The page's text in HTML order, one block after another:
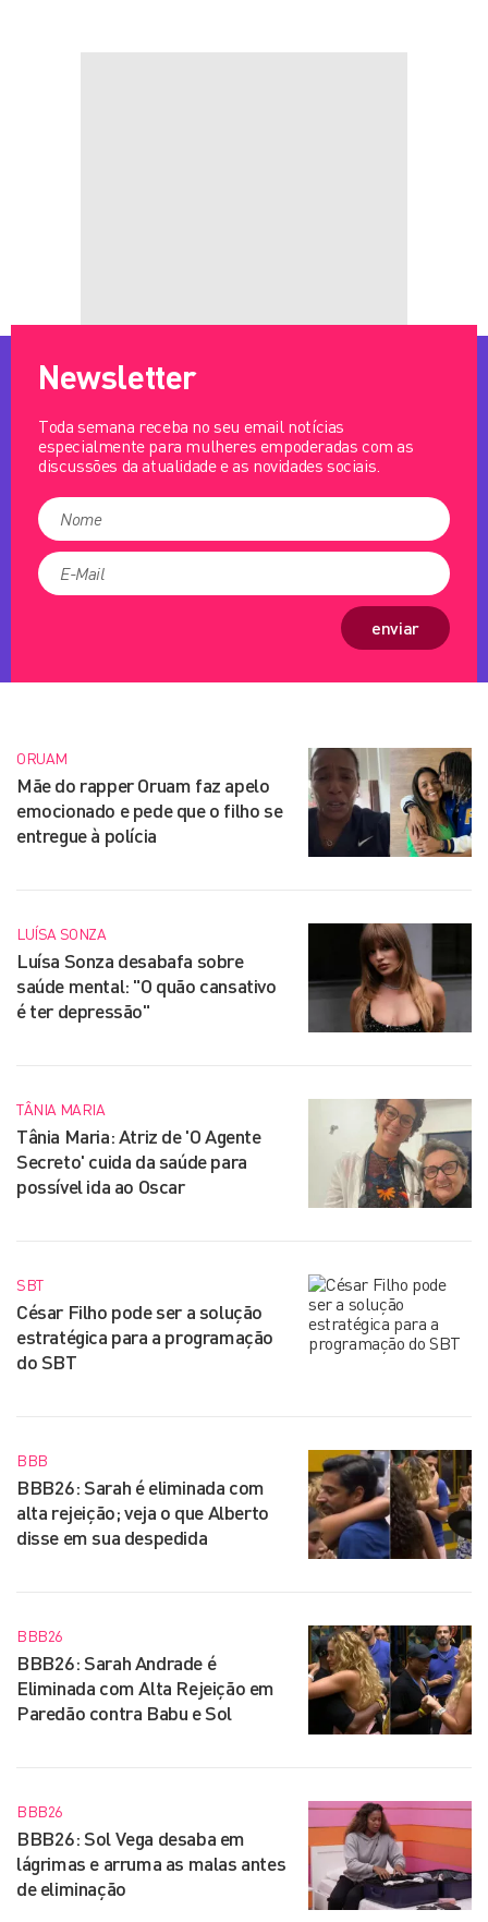
Newsletter
Toda semana receba no seu email notícias
especialmente para mulheres empoderadas com as
discussões da atualidade e as novidades sociais.
enviar
ORUAM
Mãe do rapper Oruam faz apelo
emocionado e pede que o filho se
entregue à polícia
LUÍSA SONZA
Luísa Sonza desabafa sobre
saúde mental: "O quão cansativo
é ter depressão"
TÂNIA MARIA
Tânia Maria: Atriz de 'O Agente
Secreto' cuida da saúde para
possível ida ao Oscar
SBT
César Filho pode ser a solução
estratégica para a programação
do SBT
BBB
BBB26: Sarah é eliminada com
alta rejeição; veja o que Alberto
disse em sua despedida
BBB26
BBB26: Sarah Andrade é
Eliminada com Alta Rejeição em
Paredão contra Babu e Sol
BBB26
BBB26: Sol Vega desaba em
lágrimas e arruma as malas antes
de eliminação